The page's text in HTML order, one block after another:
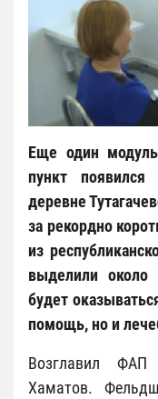
Еще один
пункт
деревне
за рекордно
из
выделили около
будет
помощь, но и
Возглавил ФАП
Хаматов.